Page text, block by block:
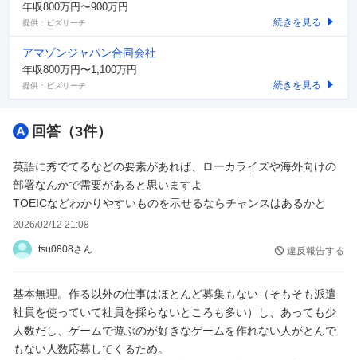
年収800万円〜900万円
提供：ビズリーチ 続きを見る
アマゾンジャパン合同会社
年収800万円〜1,100万円
提供：ビズリーチ 続きを見る
回答（3件）
英語に秀でてるなどの要素があれば、ローカライズや海外向けの
部署なんかで需要があると思いますよ
TOEICなどわかりやすいものを示せるならチャンスはあるかと
2026/02/12 21:08
tsu0808さん 違反報告する
基本無理。作る以外の仕事はほとんど募集もない（そもそも派遣
社員を使っていて社員を採らないところも多い）し、あっても少
人数だし、ゲームで遊ぶのが好きなゲームを作れない人がとんで
もない人数応募してくるため。